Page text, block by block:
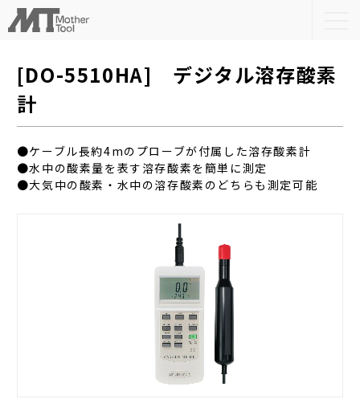
[DO-5510HA] デジタル溶存酸素
計
●ケーブル長約4mのプローブが付属した溶存酸素計
●水中の酸素量を表す溶存酸素を簡単に測定
●大気中の酸素・水中の溶存酸素のどちらも測定可能